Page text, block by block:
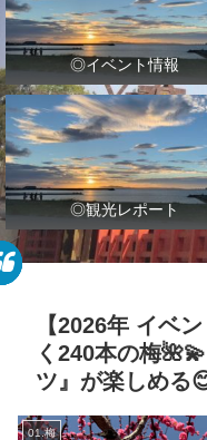
◎イベント情報
◎観光レポート
【2026年 イベ
く240本の梅
ツ』が楽しめる
01.梅